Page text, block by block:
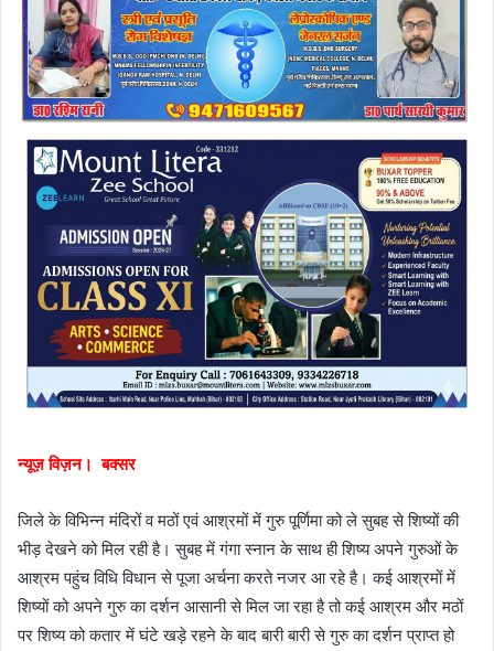
न्यूज़ विज़न। बक्सर
जिले के विभिन्न मंदिरों व मठों एवं आश्रमों में गुरु पूर्णिमा को ले सुबह से शिष्यों की
भीड़ देखने को मिल रही है। सुबह में गंगा स्नान के साथ ही शिष्य अपने गुरुओं के
आश्रम पहुंच विधि विधान से पूजा अर्चना करते नजर आ रहे है। कई आश्रमों में
शिष्यों को अपने गुरु का दर्शन आसानी से मिल जा रहा है तो कई आश्रम और मठों
पर शिष्य को कतार में घंटे खड़े रहने के बाद बारी बारी से गुरु का दर्शन प्राप्त हो